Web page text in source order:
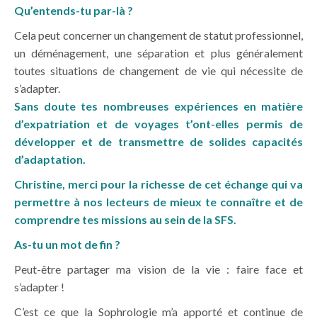
Qu’entends-tu par-là ?
Cela peut concerner un changement de statut professionnel,
un déménagement, une séparation et plus généralement
toutes situations de changement de vie qui nécessite de
s’adapter.
Sans doute tes nombreuses expériences en matière
d’expatriation et de voyages t’ont-elles permis de
développer et de transmettre de solides capacités
d’adaptation.
Christine, merci pour la richesse de cet échange qui va
permettre à nos lecteurs de mieux te connaître et de
comprendre tes missions au sein de la SFS.
As-tu un mot de fin ?
Peut-être partager ma vision de la vie : faire face et
s’adapter !
C’est ce que la Sophrologie m’a apporté et continue de